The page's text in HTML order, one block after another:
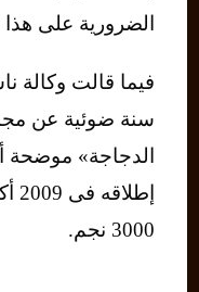
الضرورية على
سنة ضوئية عن
الدجاجة»
3000 نجم.